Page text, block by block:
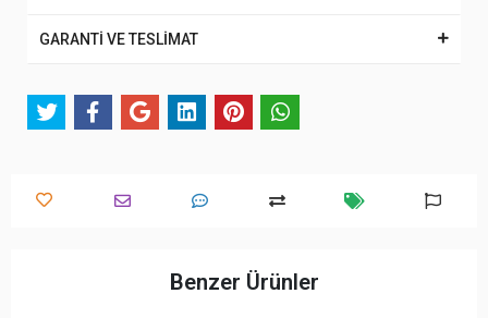
GARANTİ VE TESLİMAT
Benzer Ürünler